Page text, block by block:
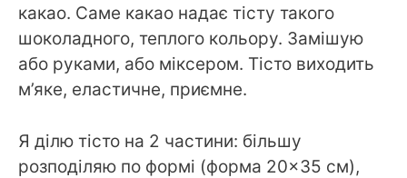
какао. Саме какао надає тісту такого
шоколадного, теплого кольору. Замішую
або руками, або міксером. Тісто виходить
м’яке, еластичне, приємне.
Я ділю тісто на 2 частини: більшу
розподіляю по формі (форма 20×35 см),